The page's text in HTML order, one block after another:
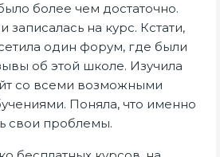
более чем достаточно.
записалась на курс. Кстати,
один форум, где были
об этой школе. Изучила
со всеми возможными
Поняла, что именно
свои проблемы.